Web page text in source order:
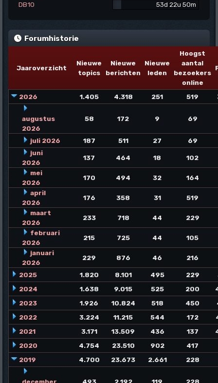
DB10
53d 22u 50m
Forumhistorie
Jaaroverzicht
Nieuwe
topics
Nieuwe
berichten
Nieuwe
leden
Hoogst
aantal
bezoekers
online
2026 1.405 4.318 251 519
augustus
2026
58 172 9 69
juli 2026 187 511 27
69
juni
2026
137 464 18
102
mei
2026
170 494 32
164
april
2026
176 358 31
519
maart
2026
233 718 44
229
februari
2026
215 725 44
105
januari
2026
229 876 46 216
2025 1.820 8.101 495 229
2024
1.638 9.015 525 200
2023
1.926 10.824 518 450
2022
3.224 11.215 544 172
2021
3.171 13.509 436 137
2020
4.754 23.510 902
417
2019
4.700 23.673 2.661 228